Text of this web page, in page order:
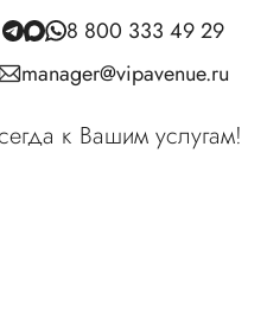
8 800 333 49 29
manager@vipavenue.ru
к Вашим услугам!